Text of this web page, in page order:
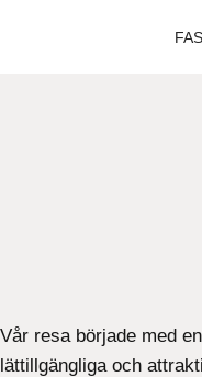
Vår resa började med
lättillgängliga och